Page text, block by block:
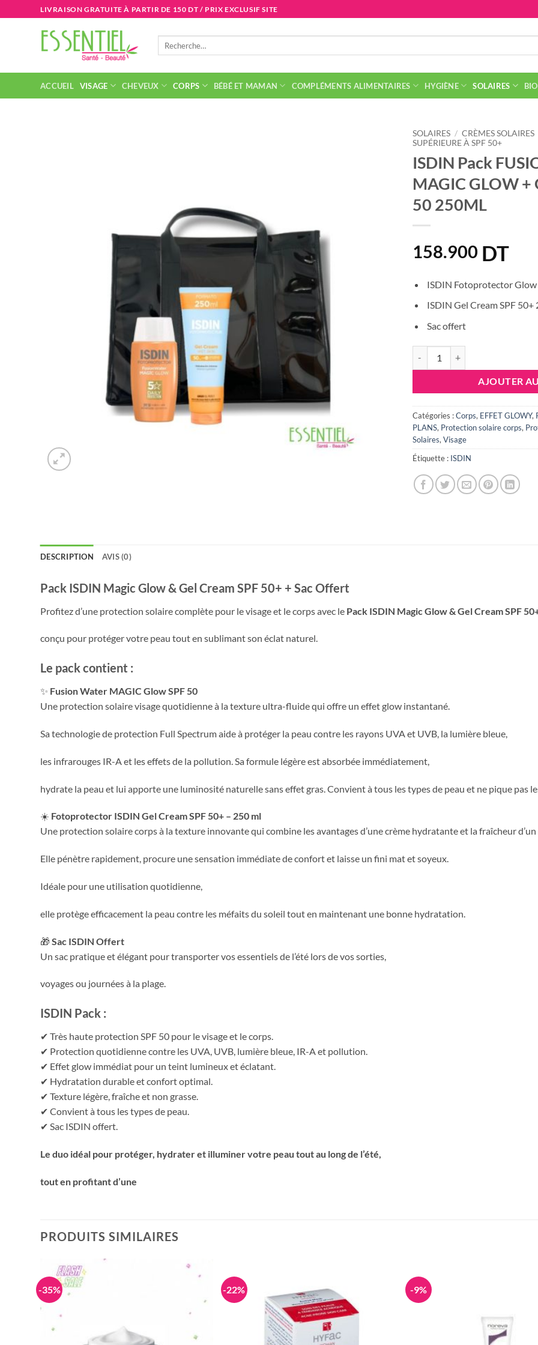
au
LIVRAISON GRATUITE À PARTIR DE 150 DT / PRIX EXCLUSIF SITE
ACCUEIL VISAGE CHEVEUX CORPS BÉBÉ ET MAMAN COMPLÉMENTS ALIMENTAIRES HYGIÈNE SOLAIRES
SOLAIRES / CRÈMES SOLAIRES
SUPÉRIEURE À SPF 50+
ISDIN Pack
MAGIC GLOW +
50 250ML
158.900 DT
ISDIN Fotoprotector Glow
ISDIN Gel Cream SPF 50+
Sac offert
AJOUTER
Catégories :Corps, EFFET GLOWY,
PLANS, Protection solaire corps,
Solaires, Visage
Étiquette : ISDIN
DESCRIPTION AVIS (0)
Pack ISDIN Magic Glow & Gel Cream SPF 50+ + Sac Offert
Profitez d’une protection solaire complète pour le visage et le corps avec le Pack ISDIN Magic Glow & Gel Cream SPF
conçu pour protéger votre peau tout en sublimant son éclat naturel.
Le pack contient :
✨ Fusion Water MAGIC Glow SPF 50
Une protection solaire visage quotidienne à la texture ultra-fluide qui offre un effet glow instantané.
Sa technologie de protection Full Spectrum aide à protéger la peau contre les rayons UVA et UVB, la lumière bleue,
les infrarouges IR-A et les effets de la pollution. Sa formule légère est absorbée immédiatement,
hydrate la peau et lui apporte une luminosité naturelle sans effet gras. Convient à tous les types de peau et ne pique pas
☀️ Fotoprotector ISDIN Gel Cream SPF 50+ – 250 ml
Une protection solaire corps à la texture innovante qui combine les avantages d’une crème hydratante et la fraîcheur d’un
Elle pénètre rapidement, procure une sensation immédiate de confort et laisse un fini mat et soyeux.
Idéale pour une utilisation quotidienne,
elle protège efficacement la peau contre les méfaits du soleil tout en maintenant une bonne hydratation.
🎁 Sac ISDIN Offert
Un sac pratique et élégant pour transporter vos essentiels de l’été lors de vos sorties,
voyages ou journées à la plage.
ISDIN Pack :
✔ Très haute protection SPF 50 pour le visage et le corps.
✔ Protection quotidienne contre les UVA, UVB, lumière bleue, IR-A et pollution.
✔ Effet glow immédiat pour un teint lumineux et éclatant.
✔ Hydratation durable et confort optimal.
✔ Texture légère, fraîche et non grasse.
✔ Convient à tous les types de peau.
✔ Sac ISDIN offert.
Le duo idéal pour protéger, hydrater et illuminer votre peau tout au long de l’été,
tout en profitant d’une
PRODUITS SIMILAIRES
-35% -22% -9%